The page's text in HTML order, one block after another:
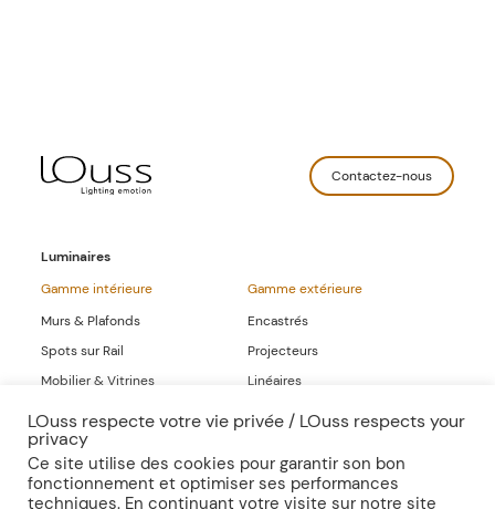
Contactez-nous
Luminaires
Gamme intérieure
Murs & Plafonds
Spots sur Rail
Mobilier & Vitrines
Gammes Complètes
Gamme extérieure
Encastrés
Projecteurs
Linéaires
Sur-mesure Publications
LOuss respecte votre vie privée / LOuss respects your
privacy
Ce site utilise des cookies pour garantir son bon
fonctionnement et optimiser ses performances
techniques. En continuant votre visite sur notre site